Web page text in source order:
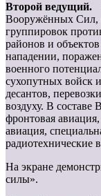
Второй ведущий.
Вооружённых Сил,
группировок
районов и
нападении,
военного
сухопутных войск
десантов,
воздуху. В
фронтовая
авиация,
радиотехнические
На экране
силы».